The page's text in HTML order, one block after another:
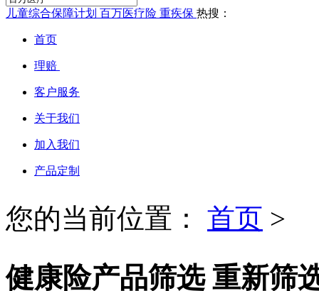
儿童综合保障计划 百万医疗险 重疾保 热搜：
首页
理赔
客户服务
关于我们
加入我们
产品定制
您的当前位置： 首页 >
健康险产品筛选 重新筛